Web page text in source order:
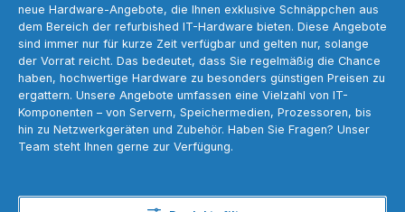
neue Hardware-Angebote, die Ihnen exklusive Schnäppchen aus
dem Bereich der refurbished IT-Hardware bieten. Diese Angebote
sind immer nur für kurze Zeit verfügbar und gelten nur, solange
der Vorrat reicht. Das bedeutet, dass Sie regelmäßig die Chance
haben, hochwertige Hardware zu besonders günstigen Preisen zu
ergattern. Unsere Angebote umfassen eine Vielzahl von IT-
Komponenten – von Servern, Speichermedien, Prozessoren, bis
hin zu Netzwerkgeräten und Zubehör. Haben Sie Fragen? Unser
Team steht Ihnen gerne zur Verfügung.